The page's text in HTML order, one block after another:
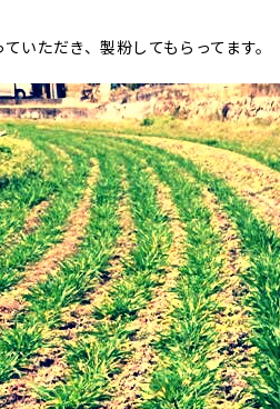
いただき、製粉してもらってます。